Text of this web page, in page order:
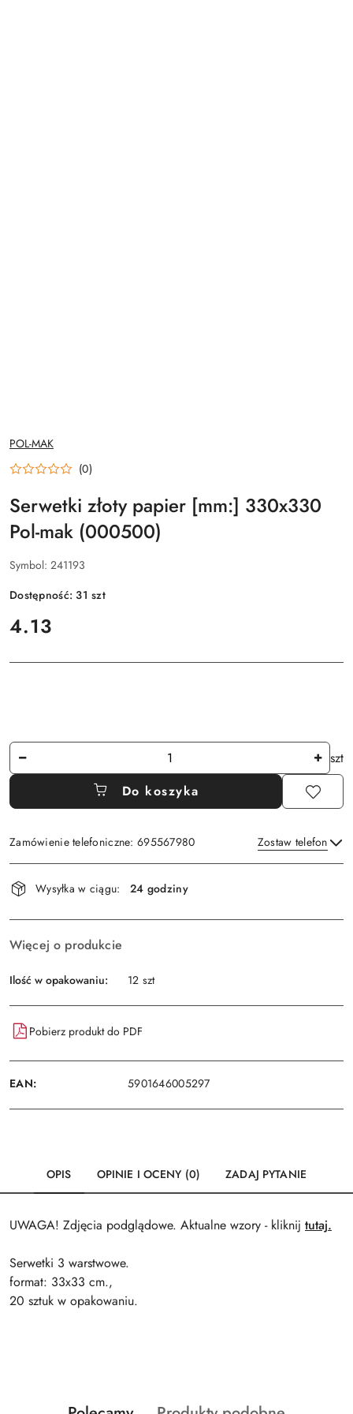
NAZWA
PRODUCENTA:
POL-MAK
(0)
Serwetki złoty papier [mm:] 330x330
Pol-mak (000500)
Symbol: 241193
Dostępność:31szt
cena:
4.13
Ilość
szt
Do koszyka
Zamówienie telefoniczne: 695567980 Zostaw telefon
Dostępność
i
dostawa
Wysyłka w ciągu: 24 godziny
Więcej o produkcie
Ilość w opakowaniu: 12 szt
Pobierz produkt do PDF
EAN: 5901646005297
OPIS OPINIE I OCENY (0) ZADAJ PYTANIE
UWAGA! Zdjęcia podglądowe. Aktualne wzory - kliknij tutaj.
Serwetki 3 warstwowe.
format: 33x33 cm.,
20 sztuk w opakowaniu.